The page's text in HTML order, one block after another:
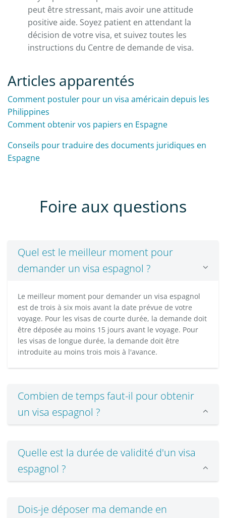
peut être stressant, mais avoir une attitude
positive aide. Soyez patient en attendant la
décision de votre visa, et suivez toutes les
instructions du Centre de demande de visa.
Articles apparentés
Comment postuler pour un visa américain depuis les
Philippines
Comment obtenir vos papiers en Espagne
Conseils pour traduire des documents juridiques en
Espagne
Foire aux questions
Quel est le meilleur moment pour
demander un visa espagnol ?
Le meilleur moment pour demander un visa espagnol
est de trois à six mois avant la date prévue de votre
voyage. Pour les visas de courte durée, la demande doit
être déposée au moins 15 jours avant le voyage. Pour
les visas de longue durée, la demande doit être
introduite au moins trois mois à l'avance.
Combien de temps faut-il pour obtenir
un visa espagnol ?
Quelle est la durée de validité d'un visa
espagnol ?
Dois-je déposer ma demande en